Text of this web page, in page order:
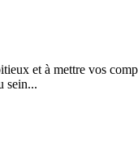
et à mettre vos
sein...